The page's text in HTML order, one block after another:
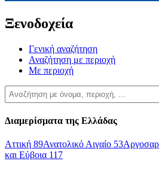
Ξενοδοχεία
Γενική αναζήτηση
Αναζήτηση με περιοχή
Με περιοχή
Διαμερίσματα της Ελλάδας
Αττική 89Ανατολικό Αιγαίο 53
και Εύβοια 117